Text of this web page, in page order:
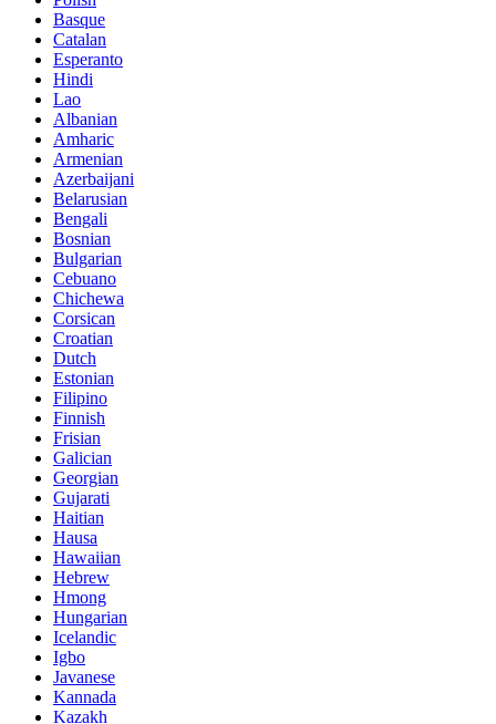
Basque
Catalan
Esperanto
Hindi
Lao
Albanian
Amharic
Armenian
Azerbaijani
Belarusian
Bengali
Bosnian
Bulgarian
Cebuano
Chichewa
Corsican
Croatian
Dutch
Estonian
Filipino
Finnish
Frisian
Galician
Georgian
Gujarati
Haitian
Hausa
Hawaiian
Hebrew
Hmong
Hungarian
Icelandic
Igbo
Javanese
Kannada
Kazakh